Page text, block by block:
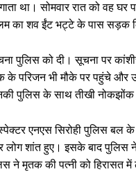
था। सोमवार रात को वह
शव ईंट भट्टे के पास सड़क
पुलिस को दी। सूचना पर
परिजन भी मौके पर पहुंचे और
पुलिस के साथ तीखी नोकझोंक
एनएस सिरोही पुलिस
लोग शांत हुए। इसके बाद
ने मृतक की पत्नी को